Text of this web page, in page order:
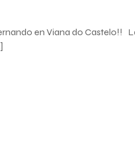
en Viana do Castelo!!